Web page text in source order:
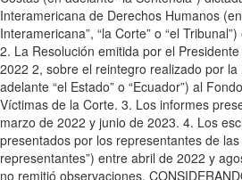
Interamericana de Derechos Humanos
Interamericana”, “la Corte” o “el
2. La Resolución emitida por el
2022 2, sobre el reintegro realizado por
adelante “el Estado” o “Ecuador”) al
Víctimas de la Corte. 3. Los informes
marzo de 2022 y junio de 2023. 4. Los
presentados por los representantes de
representantes”) entre abril de 2022 y
no remitió observaciones.